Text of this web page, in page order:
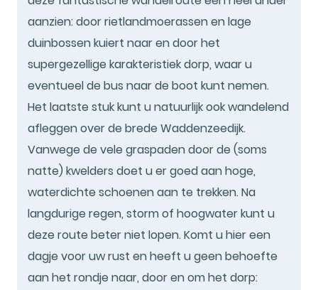
aanzien: door rietlandmoerassen en lage
duinbossen kuiert naar en door het
supergezellige karakteristiek dorp, waar u
eventueel de bus naar de boot kunt nemen.
Het laatste stuk kunt u natuurlijk ook wandelend
afleggen over de brede Waddenzeedijk.
Vanwege de vele graspaden door de (soms
natte) kwelders doet u er goed aan hoge,
waterdichte schoenen aan te trekken. Na
langdurige regen, storm of hoogwater kunt u
deze route beter niet lopen. Komt u hier een
dagje voor uw rust en heeft u geen behoefte
aan het rondje naar, door en om het dorp: